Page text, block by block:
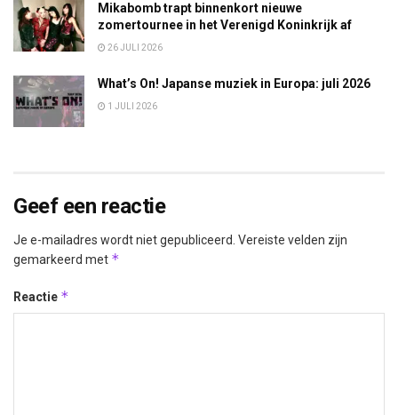
Mikabomb trapt binnenkort nieuwe
zomertournee in het Verenigd Koninkrijk af
26 JULI 2026
What’s On! Japanse muziek in Europa: juli 2026
1 JULI 2026
Geef een reactie
Je e-mailadres wordt niet gepubliceerd. Vereiste velden zijn
gemarkeerd met *
Reactie *